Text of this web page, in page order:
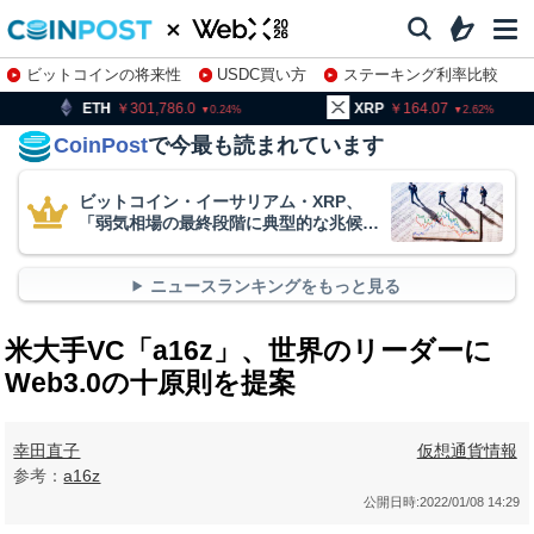
ビットコインの将来性 USDC買い方
ステーキング利率比較
株特集・関連銘柄
301,786.0 0.24 XRP 2.62 BNB
CoinPostで今最も読まれています
ビットコイン・イーサリアム・XRP、
「弱気相場の最終段階に典型的な兆候」
ニュースランキングをもっと見る
米大手VC「a16z」、世界のリーダーに
Web3.0の十原則を提案
幸田直子
参考：a16z
仮想通貨情報
公開日時:2022/01/08 14:29